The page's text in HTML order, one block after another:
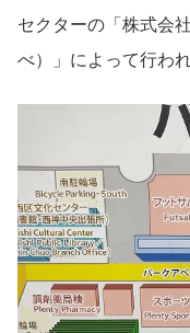
セクターの「株式会
べ）」によって行われ